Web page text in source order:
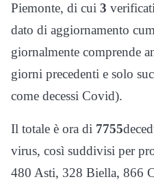
Piemonte, di cui 3
dato di aggiornamento
giornalmente comprende
giorni precedenti e solo
come decessi Covid).
Il totale è ora di 7755
virus, così suddivisi per
480 Asti, 328 Biella, 866